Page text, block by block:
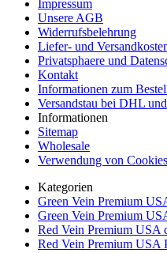
Impressum
Unsere AGB
Widerrufsbelehrung
Liefer- und
Privatsphaere und
Kontakt
Informationen zum
Versandstau bei DHL
Informationen
Sitemap
Wholesale
Verwendung von Cookies
Kategorien
Green Vein Premium
Green Vein Premium
Red Vein Premium USA
Red Vein Premium USA